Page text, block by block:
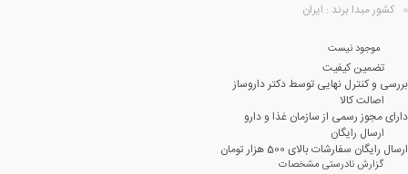
کشور مبدا برند : ایران
موجود نیست
تضمین کیفیت
بررسی و کنترل نهایی توسط دکتر داروساز
اصالت کالا
دارای مجوز رسمی از سازمان غذا و دارو
ارسال رایگان
ارسال رایگان سفارشات بالای 500 هزار تومان
گزارش نادرستی مشخصات